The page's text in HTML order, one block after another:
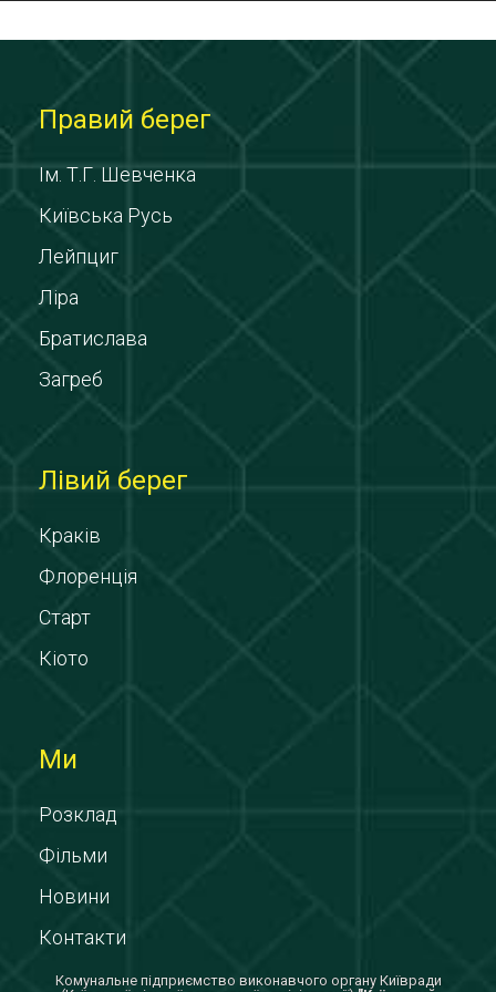
Правий берег
Ім. Т.Г. Шевченка
Київська Русь
Лейпциг
Ліра
Братислава
Загреб
Лівий берег
Краків
Флоренція
Старт
Кіото
Ми
Розклад
Фільми
Новини
Контакти
Комунальне підприємство виконавчого органу Київради